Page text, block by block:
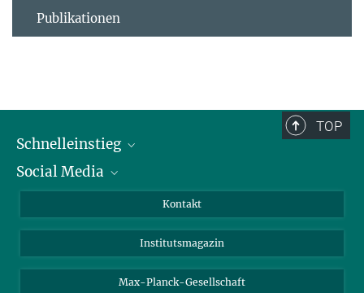
Publikationen
TOP
Schnelleinstieg
Alumni
Fördernde
Social Media
Bluesky
Facebook
Kontakt
Institutsmagazin
Max-Planck-Gesellschaft